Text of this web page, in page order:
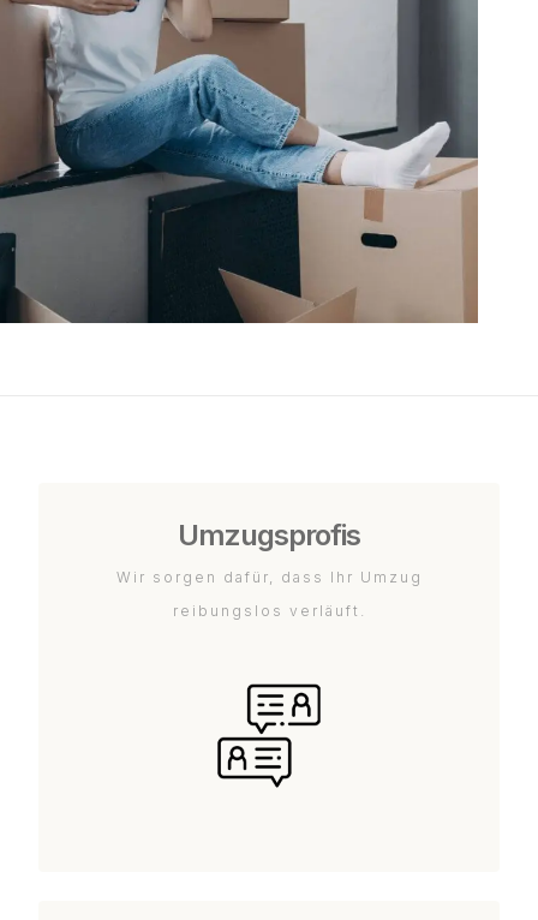
Umzugsprofis
Wir sorgen dafür, dass Ihr Umzug
reibungslos verläuft.